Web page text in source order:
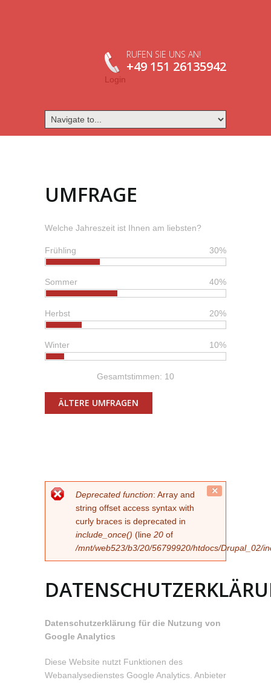
RUFEN SIE UNS AN!
+49 151 26135942
Login
UMFRAGE
Welche Jahreszeit ist Ihnen am liebsten?
30%
Frühling
40%
Sommer
20%
Herbst
10%
Winter
Gesamtstimmen: 10
ÄLTERE UMFRAGEN
FEHLERMELDUNG
Deprecated function: Array and
string offset access syntax with
curly braces is deprecated in
include_once() (line 20 of
/mnt/web523/b3/20/56799920/htdocs/Drupal_02/
Datenschutzerklärung für die Nutzung von
Google Analytics
Diese Website nutzt Funktionen des
Webanalysedienstes Google Analytics. Anbieter